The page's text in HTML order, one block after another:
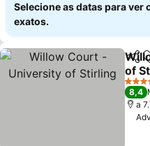
Selecione as datas para ver
exatos.
of
4
8,4
a